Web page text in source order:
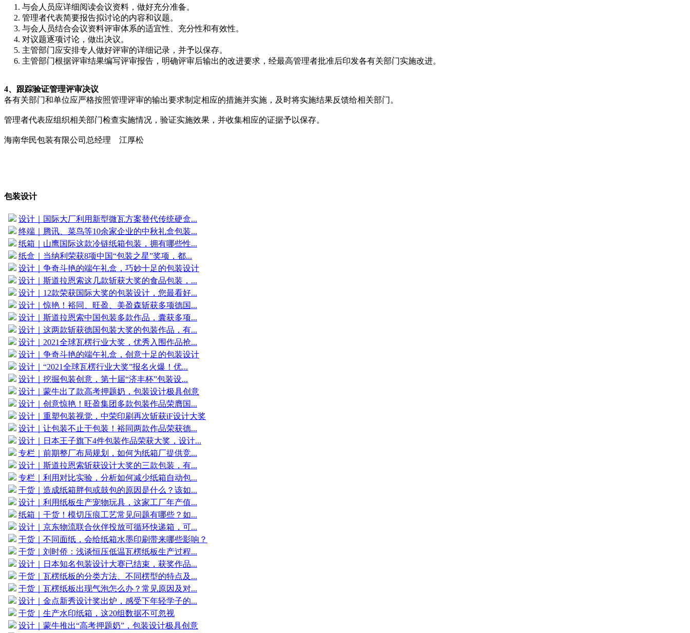
与会人员应详细阅读会议资料，做好充分准备。
管理者代表简要报告拟讨论的内容和议题。
与会人员结合会议资料评审体系的适宜性、充分性和有效性。
对议题逐项讨论，做出决议。
主管部门应安排专人做好评审的详细记录，并予以保存。
主管部门根据评审结果编写评审报告，明确评审后输出的改进要求，经最高管理者批准后印发各有关部门实施改进。
4、跟踪验证管理评审决议
各有关部门和单位应严格按照管理评审的输出要求制定相应的措施并实施，及时将实施结果反馈给相关部门。
管理者代表应组织相关部门检查实施情况，验证实施效果，并收集相应的证据予以保存。
海南华民包装有限公司总经理 江厚松
包装设计
设计｜国际大厂利用新型微瓦方案替代传统硬盒...
终端｜腾讯、菜鸟等10余家企业的中秋礼盒包装...
纸箱｜山鹰国际这款冷链纸箱包装，拥有哪些性...
纸盒｜当纳利荣获8项中国“包装之星”奖项，都...
设计｜争奇斗艳的端午礼盒，巧妙十足的包装设计
设计｜斯道拉恩索这几款斩获大奖的食品包装，...
设计｜12款荣获国际大奖的包装设计，您最看好...
设计｜惊艳！裕同、旺盈、美盈森斩获多项德国...
设计｜斯道拉恩索中国包装多款作品，囊获多项...
设计｜这两款斩获德国包装大奖的包装作品，有...
设计｜2021全球瓦楞行业大奖，优秀入围作品抢...
设计｜争奇斗艳的端午礼盒，创意十足的包装设计
设计｜“2021全球瓦楞行业大奖”报名火爆！优...
设计｜挖掘包装创意，第十届“济丰杯”包装设...
设计｜蒙牛出了款高考押题奶，包装设计极具创意
设计｜创意惊艳！旺盈集团多款包装作品荣膺国...
设计｜重塑包装视觉，中荣印刷再次斩获iF设计大奖
设计｜让包装不止于包装！裕同两款作品荣获德...
设计｜日本王子旗下4件包装作品荣获大奖，设计...
专栏｜前期整厂布局规划，如何为纸箱厂提供竞...
设计｜斯道拉恩索斩获设计大奖的三款包装，有...
专栏｜利用对比实验，分析如何减少纸箱自动包...
干货｜造成纸箱胖包或鼓包的原因是什么？该如...
设计｜利用纸板生产宠物玩具，这家工厂年产值...
纸箱｜干货！模切压痕工艺常见问题有哪些？如...
设计｜京东物流联合伙伴投放可循环快递箱，可...
干货｜不同面纸，会给纸箱水墨印刷带来哪些影响？
干货｜刘时侨：浅谈恒压低温瓦楞纸板生产过程...
设计｜日本知名包装设计大赛已结束，获奖作品...
干货｜瓦楞纸板的分类方法、不同楞型的特点及...
干货｜瓦楞纸板出现气泡怎么办？常见原因及对...
设计｜金点新秀设计奖出炉，感受下年轻学子的...
干货｜生产水印纸箱，这20组数据不可忽视
设计｜蒙牛推出“高考押题奶”，包装设计极具创意